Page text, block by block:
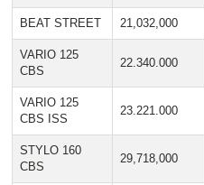
BEAT STREET 21,032,000
VARIO 125
CBS
22.340.000
VARIO 125
CBS ISS
23.221.000
STYLO 160
CBS
29,718,000